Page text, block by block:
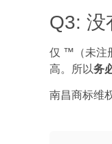
Q3: 没
仅 ™（未注
高。所以务
南昌商标维